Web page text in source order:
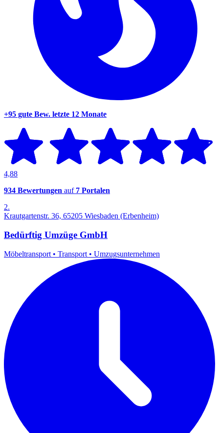
+95 gute Bew. letzte 12 Monate
4,88
934 Bewertungen auf 7 Portalen
2.
Krautgartenstr. 36, 65205 Wiesbaden (Erbenheim)
Bedürftig Umzüge GmbH
Möbeltransport • Transport • Umzugsunternehmen